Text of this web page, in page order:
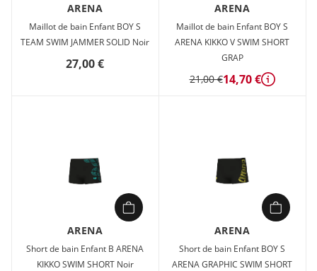
ARENA
Maillot de bain Enfant BOY S
TEAM SWIM JAMMER SOLID Noir
27,00 €
ARENA
Maillot de bain Enfant BOY S
ARENA KIKKO V SWIM SHORT
GRAP
21,00 €14,70 € Détails
ARENA
Short de bain Enfant B ARENA
KIKKO SWIM SHORT Noir
ARENA
Short de bain Enfant BOY S
ARENA GRAPHIC SWIM SHORT